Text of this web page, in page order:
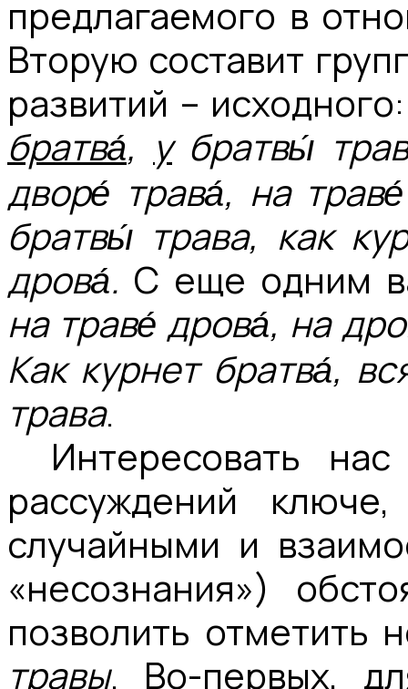
предлагаемого в
Вторую составит
развитий –
братва́, y братвы́
дворе́ трава́, на
братвы́ трава, как
дрова́. С еще одним
на траве́ дрова́, на
Как курнeт братва́,
трава.
Интересовать
рассуждений
случайными и
«несознания»)
позволить отметить
травы. Во-первых,